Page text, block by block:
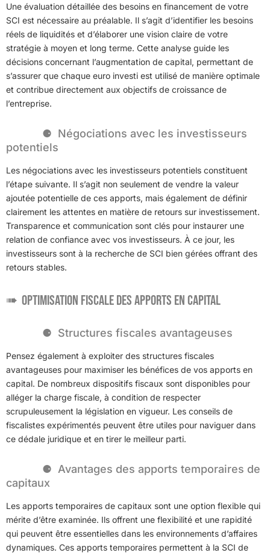
Une évaluation détaillée des besoins en financement de votre
SCI est nécessaire au préalable. Il s’agit d’identifier les besoins
réels de liquidités et d’élaborer une vision claire de votre
stratégie à moyen et long terme. Cette analyse guide les
décisions concernant l’augmentation de capital, permettant de
s’assurer que chaque euro investi est utilisé de manière optimale
et contribue directement aux objectifs de croissance de
l’entreprise.
Négociations avec les investisseurs
potentiels
Les négociations avec les investisseurs potentiels constituent
l’étape suivante. Il s’agit non seulement de vendre la valeur
ajoutée potentielle de ces apports, mais également de définir
clairement les attentes en matière de retours sur investissement.
Transparence et communication sont clés pour instaurer une
relation de confiance avec vos investisseurs. À ce jour, les
investisseurs sont à la recherche de SCI bien gérées offrant des
retours stables.
Optimisation fiscale des apports en capital
Structures fiscales avantageuses
Pensez également à exploiter des structures fiscales
avantageuses pour maximiser les bénéfices de vos apports en
capital. De nombreux dispositifs fiscaux sont disponibles pour
alléger la charge fiscale, à condition de respecter
scrupuleusement la législation en vigueur. Les conseils de
fiscalistes expérimentés peuvent être utiles pour naviguer dans
ce dédale juridique et en tirer le meilleur parti.
Avantages des apports temporaires de
capitaux
Les apports temporaires de capitaux sont une option flexible qui
mérite d’être examinée. Ils offrent une flexibilité et une rapidité
qui peuvent être essentielles dans les environnements d’affaires
dynamiques. Ces apports temporaires permettent à la SCI de